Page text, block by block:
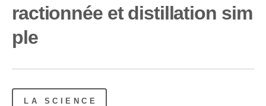
ractionnée et distillation sim
ple
LA SCIENCE